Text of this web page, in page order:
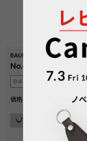
BAUER GEHENⅡ
No.60400：リュックM
B4収納可
価格
カートに入れる